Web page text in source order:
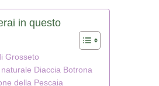
in questo
Grosseto
Diaccia Botrona
della Pescaia